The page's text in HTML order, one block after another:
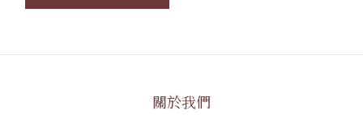
關於我們